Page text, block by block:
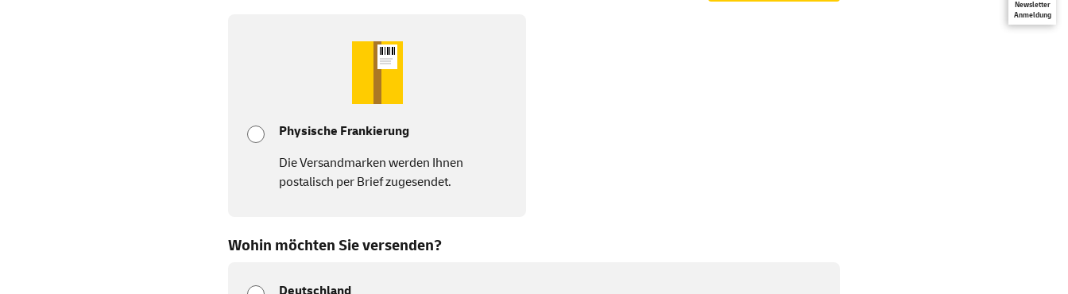
Newsletter
Anmeldung
Physische Frankierung
Die Versandmarken werden Ihnen
postalisch per Brief zugesendet.
Wohin möchten Sie versenden?
Deutschland